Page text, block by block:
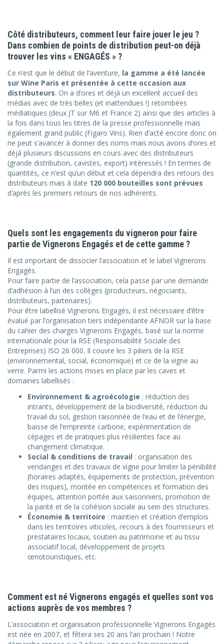
Côté distributeurs, comment leur faire jouer le jeu ?
Dans combien de points de distribution peut-on déjà
trouver les vins « ENGAGÉS » ?
Ce n’est que le début de l’aventure, la gamme a été lancée
sur Wine Paris et présentée à cette occasion aux
distributeurs. On a d’ores et déjà un excellent accueil des
médias avec de très belles (et inattendues !) retombées
médiatiques (deux JT sur M6 et France 2) ainsi que des articles à
la fois dans tous les titres de la presse professionnelle mais
également grand public (Figaro Vins). Rien d’acté encore donc on
ne peut s’avancer à donner des noms mais nous avons d’ores et
déjà plusieurs discussions en cours avec des distributeurs
(grande distribution, cavistes, export) intéressés ! En termes de
quantités, ce n’est qu’un début et cela dépendra des retours des
distributeurs mais à date 120 000 bouteilles sont prévues
d’après les premiers retours de nos adhérents.
Quels sont les engagements du vigneron pour faire
partie de Vignerons Engagés et de cette gamme ?
Il est important de dissocier l’association et le label Vignerons
Engagés.
Pour faire partie de l’association, cela passe par une demande
d’adhésion à l’un des collèges (producteurs, négociants,
distributeurs, partenaires).
Pour être labellisé Vignerons Engagés, il est nécessaire d’être
évalué par l’organisation tiers indépendante AFNOR sur la base
du cahier des charges Vignerons Engagés, basé sur la norme
internationale pour la RSE (Responsabilité Sociale des
Entreprises) ISO 26 000. Il couvre les 3 piliers de la RSE
(environnemental, social, économique) et ce de la vigne au
verre. Parmi les actions mises en place par les caves et
domaines labellisés :
Environnement & agroécologie : réduction des
intrants, développement de la biodiversité, réduction du
travail du sol, gestion raisonnée de l’eau et de l’énergie,
baisse de l’empreinte carbone, expérimentation de
cépages et de pratiques plus résilientes face au
changement climatique.
Social & conditions de travail : organisation des
vendanges et des travaux de vigne pour limiter la pénibilité
(horaires adaptés, équipements de protection, prévention
des risques), montée en compétences et formation des
équipes, attention portée aux saisonniers, promotion de
la parité et de la cohésion sociale au sein des structures.
Économie & territoire : maintien et création d’emplois
dans les territoires viticoles, recours à des fournisseurs et
prestataires locaux, soutien au patrimoine et au tissu
associatif local, développement de projets
œnotouristiques, etc.
Comment est né Vignerons engagés et quelles sont vos
actions auprès de vos membres ?
L’association et organisation professionnelle Vignerons Engagés
est née en 2007, et fêtera ses 20 ans l’an prochain ! Notre